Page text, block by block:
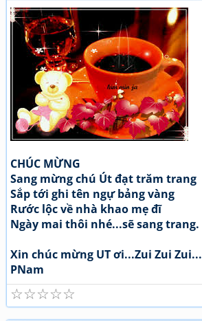
CHÚC MỪNG
Sang mừng chú Út đạt trăm trang
Sắp tới ghi tên ngự bảng vàng
Rước lộc về nhà khao mẹ đĩ
Ngày mai thôi nhé...sẽ sang trang.
Xin chúc mừng UT ơi...Zui Zui Zui...
PNam
☆
☆
☆
☆
☆